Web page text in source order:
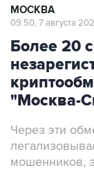
МОСКВА
09:50, 7 августа
Более 20
"Москва-
Через эти
мошенников,